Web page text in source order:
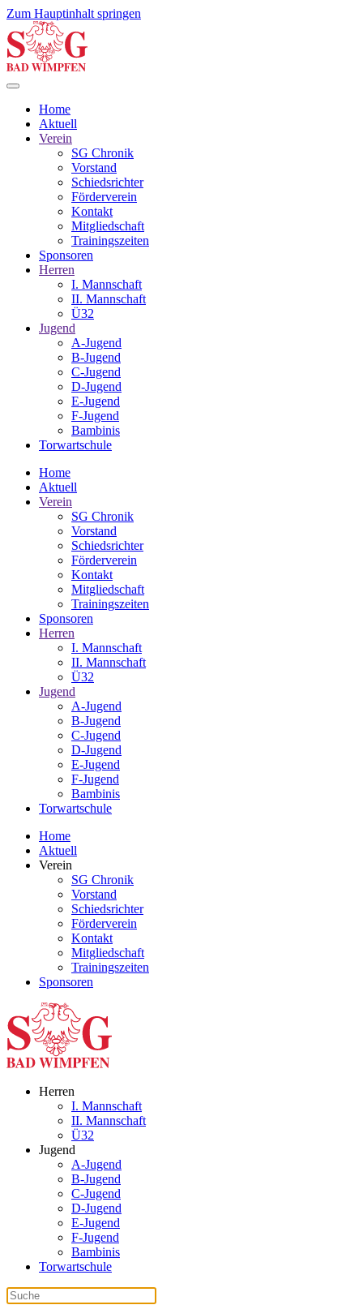
Zum Hauptinhalt springen
Home
Aktuell
Verein
SG Chronik
Vorstand
Schiedsrichter
Förderverein
Kontakt
Mitgliedschaft
Trainingszeiten
Sponsoren
Herren
I. Mannschaft
II. Mannschaft
Ü32
Jugend
A-Jugend
B-Jugend
C-Jugend
D-Jugend
E-Jugend
F-Jugend
Bambinis
Torwartschule
Home
Aktuell
Verein
SG Chronik
Vorstand
Schiedsrichter
Förderverein
Kontakt
Mitgliedschaft
Trainingszeiten
Sponsoren
Herren
I. Mannschaft
II. Mannschaft
Ü32
Jugend
A-Jugend
B-Jugend
C-Jugend
D-Jugend
E-Jugend
F-Jugend
Bambinis
Torwartschule
Home
Aktuell
Verein
SG Chronik
Vorstand
Schiedsrichter
Förderverein
Kontakt
Mitgliedschaft
Trainingszeiten
Sponsoren
Herren
I. Mannschaft
II. Mannschaft
Ü32
Jugend
A-Jugend
B-Jugend
C-Jugend
D-Jugend
E-Jugend
F-Jugend
Bambinis
Torwartschule